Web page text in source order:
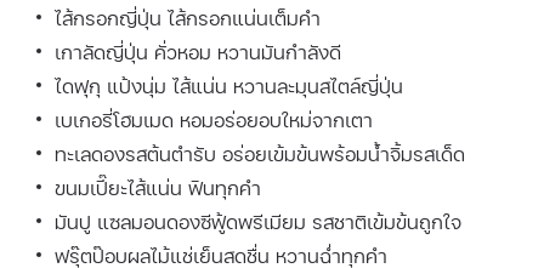
ไส้กรอกญี่ปุ่น ไส้กรอกแน่นเต็มคำ
เกาลัดญี่ปุ่น คั่วหอม หวานมันกำลังดี
ไดฟุกุ แป้งนุ่ม ไส้แน่น หวานละมุนสไตล์ญี่ปุ่น
เบเกอรี่โฮมเมด หอมอร่อยอบใหม่จากเตา
ทะเลดองรสต้นตำรับ อร่อยเข้มข้นพร้อมน้ำจิ้มรสเด็ด
ขนมเปี๊ยะไส้แน่น ฟินทุกคำ
มันปู แซลมอนดองซีฟู้ดพรีเมียม รสชาติเข้มข้นถูกใจ
ฟรุ๊ตป๊อบผลไม้แช่เย็นสดชื่น หวานฉ่ำทุกคำ